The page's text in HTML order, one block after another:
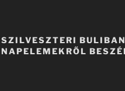
SZILVESZTERI
NAPELEMEKRŐL